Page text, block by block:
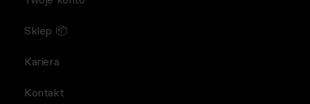
Sklep 📦
Kariera
Kontakt